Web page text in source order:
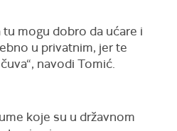
mogu dobro da ućare i
u privatnim, jer te
navodi Tomić.
koje su u državnom